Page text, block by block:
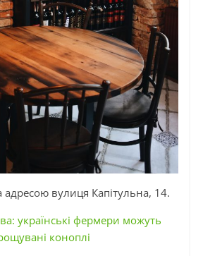
адресою вулиця Капітульна, 14.
українські фермери можуть
коноплі